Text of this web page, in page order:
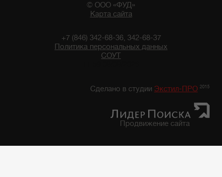
© ООО «ФУД»
Карта сайта
+7 (846) 342-68-36, 342-68-37
Политика персональных данных
СОУТ
Сделано в студии Экстил-ПРО 2015
Продвижение сайта